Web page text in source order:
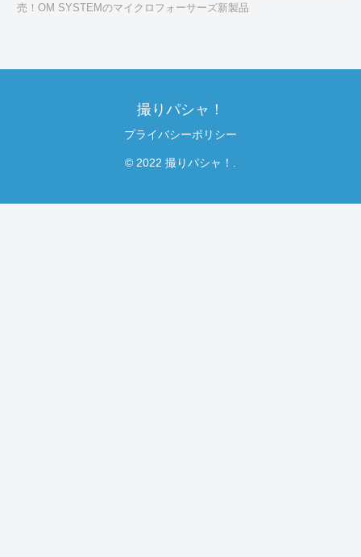
売！OM SYSTEMのマイクロフォーサーズ新製品
撮りパシャ！
プライバシーポリシー
© 2022 撮りパシャ！.